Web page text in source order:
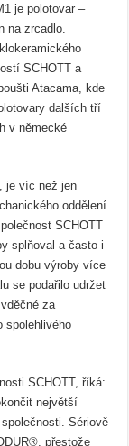
je polotovar –
na zrcadlo.
SCHOTT a
Atacama, kde
dalších tří
v německé
je víc než jen
oddělení
SCHOTT
splňoval a často i
dobu výroby více
se podařilo udržet
za
spolehlivého
SCHOTT, říká:
největší
Sériově
přestože